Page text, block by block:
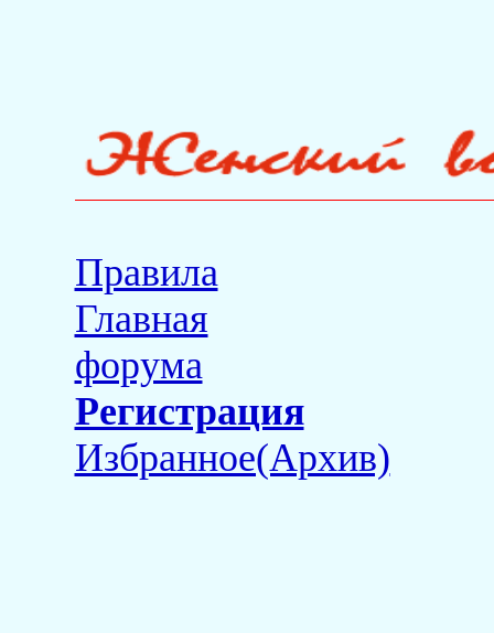
Правила
Главная
форума
Регистрация
Избранное(Архив)